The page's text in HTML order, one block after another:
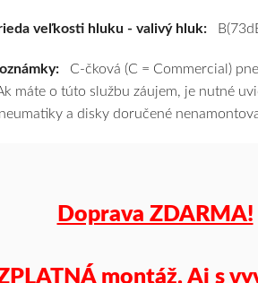
cenu
k
tomu
vám
podľa
výberu
veľkosti hluku - valivý hluk:
C-čková (C = Commercial)
máte o túto službu záujem, je nutné
a disky doručené
Doprava ZDARMA!
montáž. Aj s